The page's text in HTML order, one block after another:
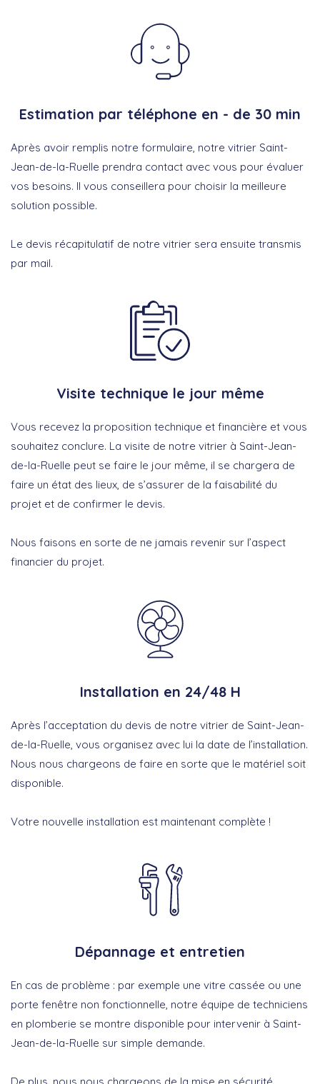
Estimation par téléphone en - de 30 min
Après avoir remplis notre formulaire, notre vitrier Saint-
Jean-de-la-Ruelle prendra contact avec vous pour évaluer
vos besoins. Il vous conseillera pour choisir la meilleure
solution possible.
Le devis récapitulatif de notre vitrier sera ensuite transmis
par mail.
Visite technique le jour même
Vous recevez la proposition technique et financière et vous
souhaitez conclure. La visite de notre vitrier à Saint-Jean-
de-la-Ruelle peut se faire le jour même, il se chargera de
faire un état des lieux, de s’assurer de la faisabilité du
projet et de confirmer le devis.
Nous faisons en sorte de ne jamais revenir sur l’aspect
financier du projet.
Installation en 24/48 H
Après l’acceptation du devis de notre vitrier de Saint-Jean-
de-la-Ruelle, vous organisez avec lui la date de l’installation.
Nous nous chargeons de faire en sorte que le matériel soit
disponible.
Votre nouvelle installation est maintenant complète !
Dépannage et entretien
En cas de problème : par exemple une vitre cassée ou une
porte fenêtre non fonctionnelle, notre équipe de techniciens
en plomberie se montre disponible pour intervenir à Saint-
Jean-de-la-Ruelle sur simple demande.